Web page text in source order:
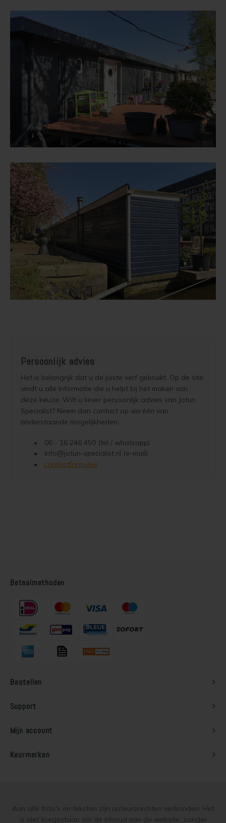
Persoonlijk advies
contactformulier
Betaalmethoden
Bestellen
Support
Mijn account
Keurmerken
Aan alle foto's en teksten zijn auteursrechten verbonden. Het
is niet toegestaan om de inhoud van de website, zonder